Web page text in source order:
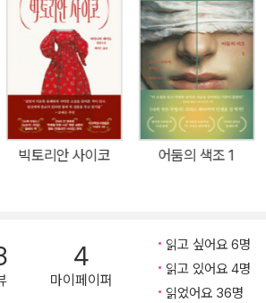
개봉했다. 행복한 가정, 흔들림 없는 명성, 차
거론되는 완벽한 삶.모든 것을 다 가진 남자
약혼녀 ‘안나 바턴’을 만나고, 자신의 삶이 돌
너져 내리기 시작했음을 직감한다. 아들과
에 절대 욕망해서는 안 되는 사람임을 알지만
작하고 서로의 육체를 탐닉한다. 시간이 흐
’의 욕망은 이성을 비웃듯 점점 더 깊고 치명
아니다. 욕망이 한 인간을 어떻게 잠식하고 파
시하는 심리소설이다. 조세핀 하트는 차갑고
심리 묘사로 사랑이라는 이름 아래 감춰진
빅토리안 사이코 어둠의 색조 1
4
마이페이퍼
읽고 싶어요 6명
읽고 있어요 4명
읽었어요 36명